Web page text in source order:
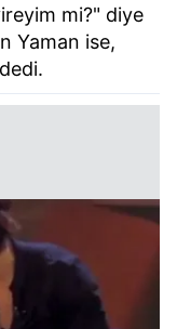
mi?" diye
Yaman ise,